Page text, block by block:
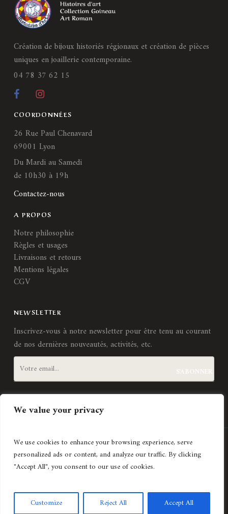
We value your privacy
We use cookies to enhance your browsing experience, serve
personalized ads or content, and analyze our traffic. By clicking
"Accept All", you consent to our use of cookies.
Customize Reject All Accept All
Création de bijoux historiés régionaux et création de pièces
uniques en joaillerie contemporaine.
04 78 37 62 15
COORDONNÉES
26 Rue Paul Chenavard
69001 Lyon
Du Mardi au Samedi
de 10h30 à 19h
Contactez-nous
A PROPOS
Notre philosophie
Règles et usages
Livraisons et retours
Mentions légales
CGV
NEWSLETTER
Inscrivez-vous à notre newsletter pour être tenu au courant
de nos dernières nouveautés, activités, etc.
Création de site internetAgence Lyonnaise © Copyright 2021
Histoires d'art